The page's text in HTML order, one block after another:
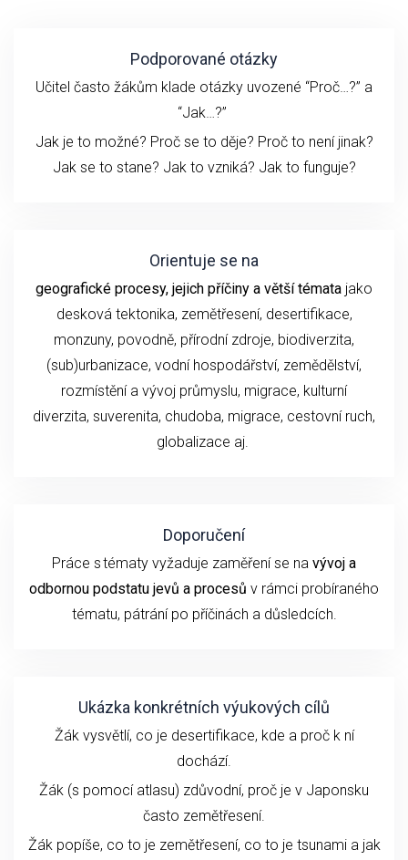
Podporované otázky
Učitel často žákům klade otázky uvozené “Proč…?” a
“Jak…?”
Jak je to možné? Proč se to děje? Proč to není jinak?
Jak se to stane? Jak to vzniká? Jak to funguje?
Orientuje se na
geografické procesy, jejich příčiny a větší témata jako
desková tektonika, zemětřesení, desertifikace,
monzuny, povodně, přírodní zdroje, biodiverzita,
(sub)urbanizace, vodní hospodářství, zemědělství,
rozmístění a vývoj průmyslu, migrace, kulturní
diverzita, suverenita, chudoba, migrace, cestovní ruch,
globalizace aj.
Doporučení
Práce s tématy vyžaduje zaměření se na vývoj a
odbornou podstatu jevů a procesů v rámci probíraného
tématu, pátrání po příčinách a důsledcích.
Ukázka konkrétních výukových cílů
Žák vysvětlí, co je desertifikace, kde a proč k ní
dochází.
Žák (s pomocí atlasu) zdůvodní, proč je v Japonsku
často zemětřesení.
Žák popíše, co to je zemětřesení, co to je tsunami a jak